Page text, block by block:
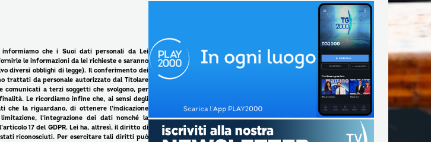
informiamo che i Suoi dati personali da Lei
le informazioni da lei richieste e saranno
diversi obblighi di legge). Il conferimento dei
trattati da personale autorizzato dal Titolare
a terzi soggetti che svolgono, per
Le ricordiamo infine che, ai sensi degli
che la riguardano, di ottenere l’indicazione
l’integrazione dei dati nonché la
17 del GDPR. Lei ha, altresì, il diritto di
riconosciuti. Per esercitare tali diritti può